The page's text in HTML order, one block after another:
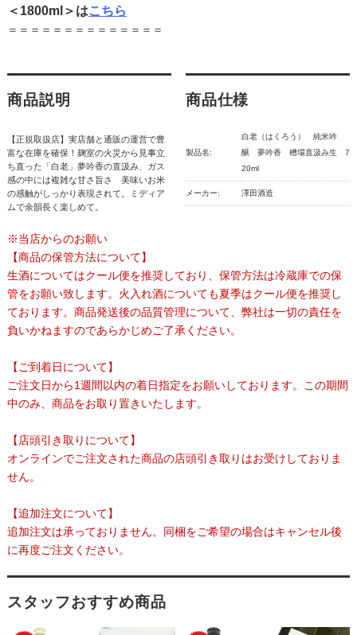
＜1800ml＞はこちら
＝＝＝＝＝＝＝＝＝＝＝＝＝＝
商品説明
【正規取扱店】実店舗と通販の運営で豊
富な在庫を確保！麹室の火災から見事立
ち直った「白老」夢吟香の直汲み、ガス
感の中には複雑な甘さ旨さ 美味いお米
の感触がしっかり表現されて。ミディア
ムで余韻長く楽しめて。
商品仕様
製品名:
白老（はくろう） 純米吟
醸 夢吟香 槽場直汲み生 7
20ml
メーカー: 澤田酒造
※当店からのお願い
【商品の保管方法について】
生酒についてはクール便を推奨しており、保管方法は冷蔵庫での保
管をお願い致します。火入れ酒についても夏季はクール便を推奨し
ております。商品発送後の品質管理について、弊社は一切の責任を
負いかねますのであらかじめご了承ください。
【ご到着日について】
ご注文日から1週間以内の着日指定をお願いしております。この期間
中のみ、商品をお取り置きいたします。
【店頭引き取りについて】
オンラインでご注文された商品の店頭引き取りはお受けしておりま
せん。
【追加注文について】
追加注文は承っておりません。同梱をご希望の場合はキャンセル後
に再度ご注文ください。
スタッフおすすめ商品